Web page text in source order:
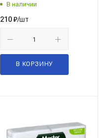
В наличии
210₽/шт
В КОРЗИНУ